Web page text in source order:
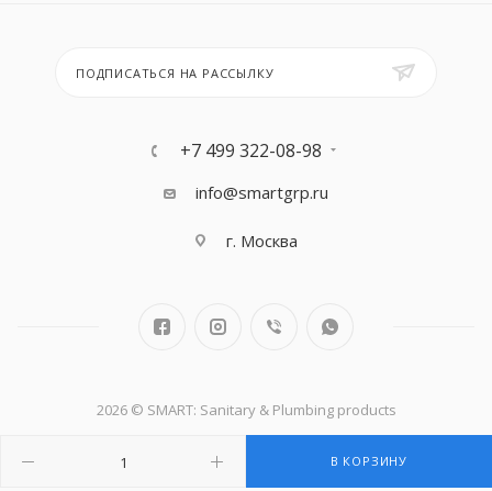
В КОРЗИНУ
ПОДПИСАТЬСЯ НА РАССЫЛКУ
+7 499 322-08-98
info@smartgrp.ru
г. Москва
2026 © SMART: Sanitary & Plumbing products